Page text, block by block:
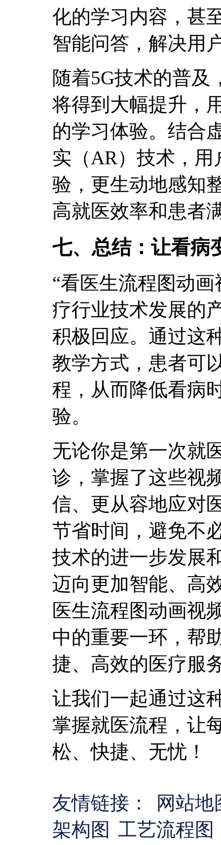
化的学习内容，甚
智能问答，解决用
随着5G技术的普及
将得到大幅提升，
的学习体验。结合
实（AR）技术，
验，更生动地感知
高就医效率和患者
七、总结：让看病
“看医生流程图动
疗行业技术发展的
积极回应。通过这
教学方式，患者可
程，从而降低看病
验。
无论你是第一次就
诊，掌握了这些视
信、更从容地应对
节省时间，避免不
技术的进一步发展
迈向更加智能、高
医生流程图动画视
中的重要一环，帮
捷、高效的医疗服
让我们一起通过这
掌握就医流程，让
松、快捷、无忧！
友情链接：
网站
架构图 工艺流程图